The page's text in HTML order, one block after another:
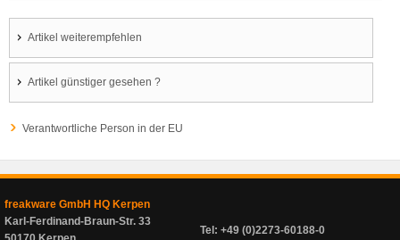
Artikel weiterempfehlen
Artikel günstiger gesehen ?
Verantwortliche Person in der EU
freakware GmbH HQ Kerpen
Karl-Ferdinand-Braun-Str. 33
Tel: +49 (0)2273-60188-0